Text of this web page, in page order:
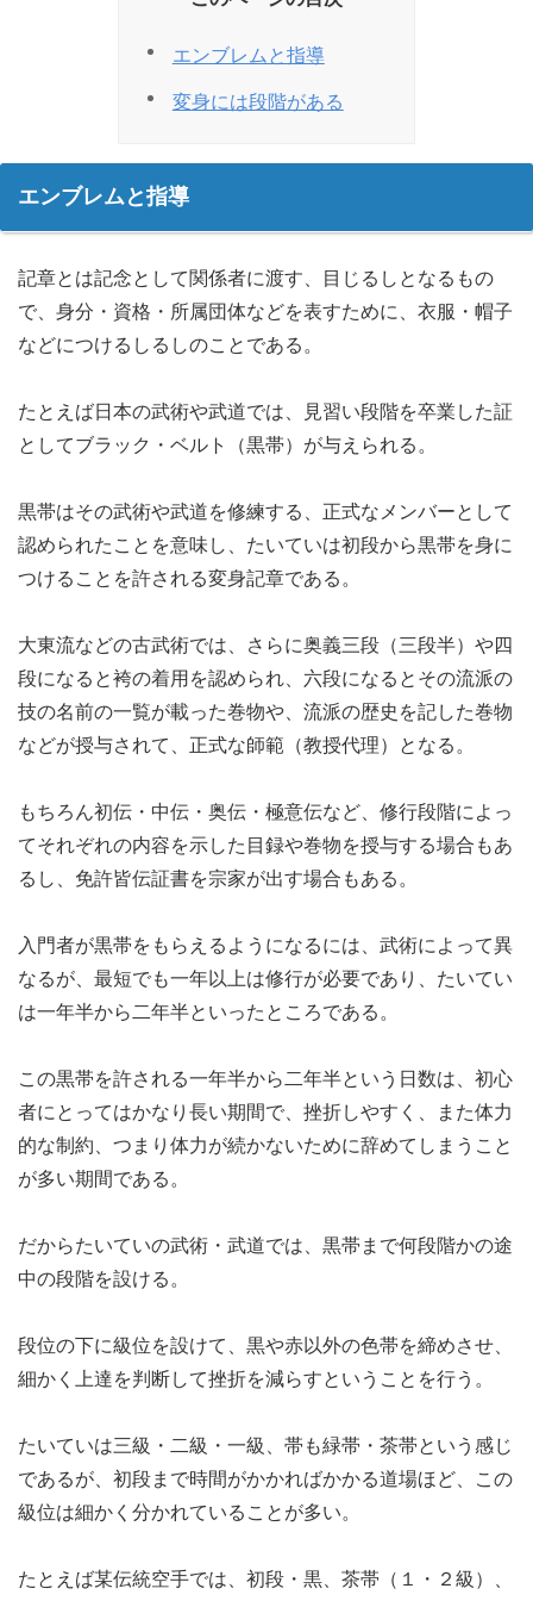
エンブレムと指導
変身には段階がある
エンブレムと指導
記章とは記念として関係者に渡す、目じるしとなるもの
で、身分・資格・所属団体などを表すために、衣服・帽子
などにつけるしるしのことである。
たとえば日本の武術や武道では、見習い段階を卒業した証
としてブラック・ベルト（黒帯）が与えられる。
黒帯はその武術や武道を修練する、正式なメンバーとして
認められたことを意味し、たいていは初段から黒帯を身に
つけることを許される変身記章である。
大東流などの古武術では、さらに奥義三段（三段半）や四
段になると袴の着用を認められ、六段になるとその流派の
技の名前の一覧が載った巻物や、流派の歴史を記した巻物
などが授与されて、正式な師範（教授代理）となる。
もちろん初伝・中伝・奥伝・極意伝など、修行段階によっ
てそれぞれの内容を示した目録や巻物を授与する場合もあ
るし、免許皆伝証書を宗家が出す場合もある。
入門者が黒帯をもらえるようになるには、武術によって異
なるが、最短でも一年以上は修行が必要であり、たいてい
は一年半から二年半といったところである。
この黒帯を許される一年半から二年半という日数は、初心
者にとってはかなり長い期間で、挫折しやすく、また体力
的な制約、つまり体力が続かないために辞めてしまうこと
が多い期間である。
だからたいていの武術・武道では、黒帯まで何段階かの途
中の段階を設ける。
段位の下に級位を設けて、黒や赤以外の色帯を締めさせ、
細かく上達を判断して挫折を減らすということを行う。
たいていは三級・二級・一級、帯も緑帯・茶帯という感じ
であるが、初段まで時間がかかればかかる道場ほど、この
級位は細かく分かれていることが多い。
たとえば某伝統空手では、初段・黒、茶帯（１・２級）、